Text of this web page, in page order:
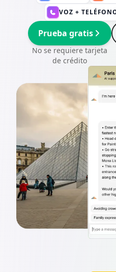
VOZ +
Prueba gratis
No se requiere tarjeta
de crédito